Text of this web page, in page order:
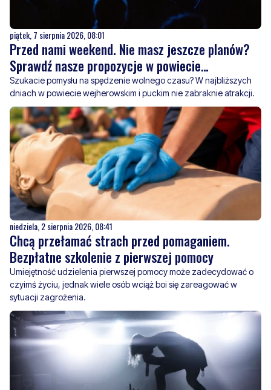
piątek, 7 sierpnia 2026, 08:01
Przed nami weekend. Nie masz jeszcze planów?
Sprawdź nasze propozycje w powiecie
wejherowskim i puckim
Szukacie pomysłu na spędzenie wolnego czasu? W najbliższych
dniach w powiecie wejherowskim i puckim nie zabraknie atrakcji.
niedziela, 2 sierpnia 2026, 08:41
Chcą przełamać strach przed pomaganiem.
Bezpłatne szkolenie z pierwszej pomocy
Umiejętność udzielenia pierwszej pomocy może zadecydować o
czyimś życiu, jednak wiele osób wciąż boi się zareagować w
sytuacji zagrożenia.